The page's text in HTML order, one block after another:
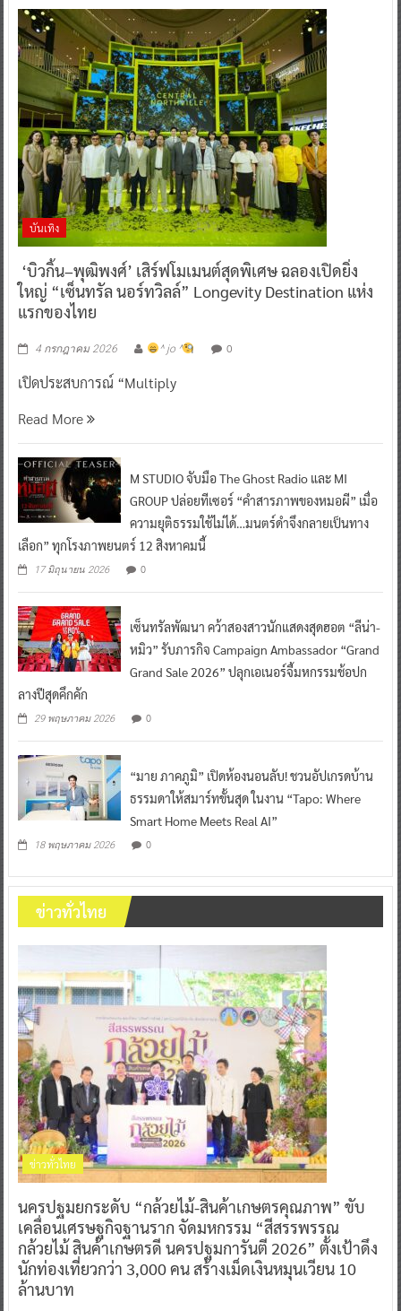
บันเทิง
‘บิวกิ้น–พุฒิพงศ์’ เสิร์ฟโมเมนต์สุดพิเศษ ฉลองเปิดยิ่ง
ใหญ่ “เซ็นทรัล นอร์ทวิลล์” Longevity Destination แห่ง
แรกของไทย
4 กรกฎาคม 2026 ^ jo ^ 0
เปิดประสบการณ์ “Multiply
Read More
M STUDIO จับมือ The Ghost Radio และ MI
GROUP ปล่อยทีเซอร์ “คำสารภาพของหมอผี” เมื่อ
ความยุติธรรมใช้ไม่ได้…มนตร์ดำจึงกลายเป็นทาง
เลือก” ทุกโรงภาพยนตร์ 12 สิงหาคมนี้
17 มิถุนายน 2026 0
เซ็นทรัลพัฒนา คว้าสองสาวนักแสดงสุดฮอต “ลีน่า-
หมิว” รับภารกิจ Campaign Ambassador “Grand
Grand Sale 2026” ปลุกเอเนอร์จี้มหกรรมช้อปก
ลางปีสุดคึกคัก
29 พฤษภาคม 2026 0
“มาย ภาคภูมิ” เปิดห้องนอนลับ! ชวนอัปเกรดบ้าน
ธรรมดาให้สมาร์ทขั้นสุด ในงาน “Tapo: Where
Smart Home Meets Real AI”
18 พฤษภาคม 2026 0
ข่าวทั่วไทย
ข่าวทั่วไทย
นครปฐมยกระดับ “กล้วยไม้-สินค้าเกษตรคุณภาพ” ขับ
เคลื่อนเศรษฐกิจฐานราก จัดมหกรรม “สีสรรพรรณ
กล้วยไม้ สินค้าเกษตรดี นครปฐมการันตี 2026” ตั้งเป้าดึง
นักท่องเที่ยวกว่า 3,000 คน สร้างเม็ดเงินหมุนเวียน 10
ล้านบาท